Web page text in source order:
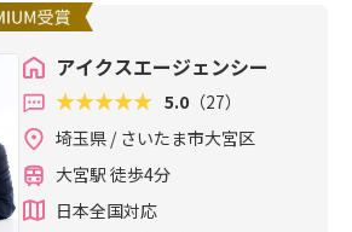
アイクスエージェンシー
5.0 （27）
埼玉県 / さいたま市大宮区
大宮駅 徒歩4分
日本全国対応